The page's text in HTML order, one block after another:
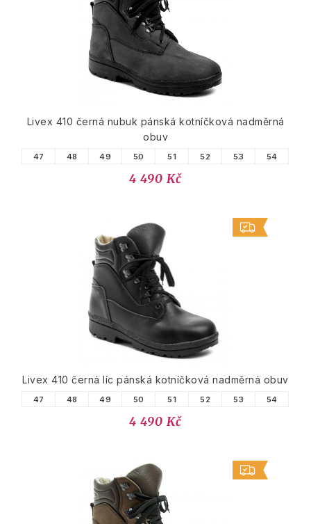
Livex 410 černá nubuk pánská kotníčková nadměrná
obuv
47 48 49 50 51 52 53 54
4 490 Kč
Livex 410 černá líc pánská kotníčková nadměrná obuv
47 48 49 50 51 52 53 54
4 490 Kč